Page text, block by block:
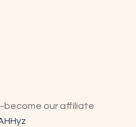
our affiliate